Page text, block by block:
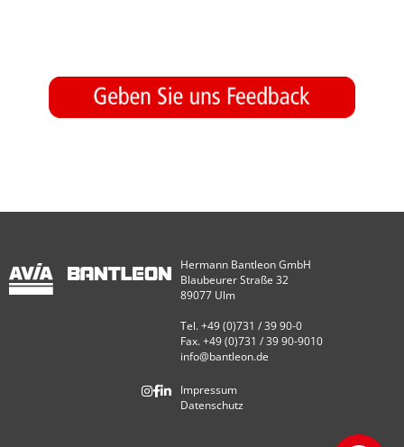
Hermann Bantleon GmbH
Blaubeurer Straße 32
89077 Ulm
Tel. +49 (0)731 / 39 90-0
Fax. +49 (0)731 / 39 90-9010
info@bantleon.de
Impressum
Datenschutz